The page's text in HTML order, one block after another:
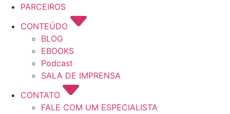
PARCEIROS
CONTEÚDO
BLOG
EBOOKS
Podcast
SALA DE IMPRENSA
CONTATO
FALE COM UM ESPECIALISTA